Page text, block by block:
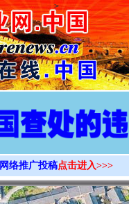
>
网络推广投稿点击进入>>>